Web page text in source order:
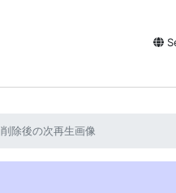
削除後の次再生画像